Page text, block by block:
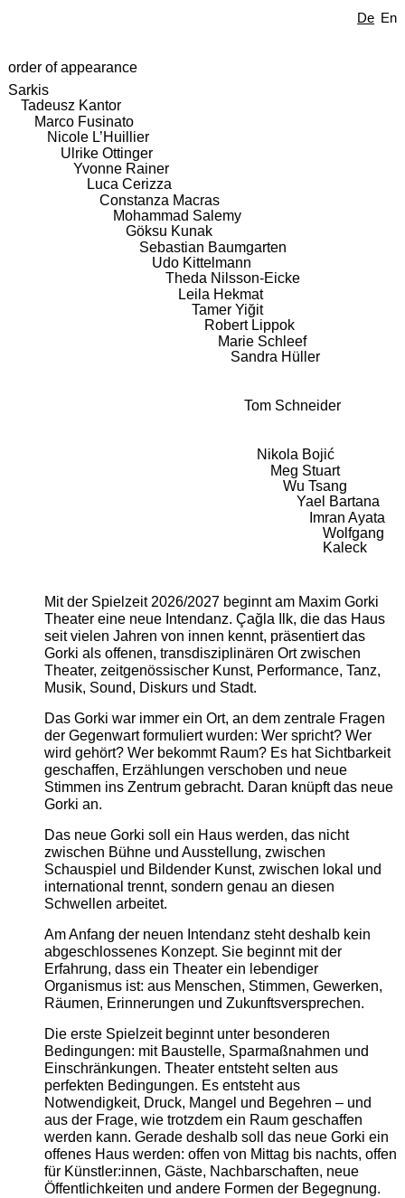
De En
order of appearance
Sarkis
Tadeusz Kantor
Marco Fusinato
Nicole L’Huillier
Ulrike Ottinger
Yvonne Rainer
Luca Cerizza
Constanza Macras
Mohammad Salemy
Göksu Kunak
Sebastian Baumgarten
Udo Kittelmann
Theda Nilsson-Eicke
Leila Hekmat
Tamer Yiğit
Robert Lippok
Marie Schleef
Sandra Hüller
Tom Schneider
Nikola Bojić
Meg Stuart
Wu Tsang
Yael Bartana
Imran Ayata
Wolfgang
Kaleck
Mit der Spielzeit 2026/2027 beginnt am Maxim Gorki
Theater eine neue Intendanz. Çağla Ilk, die das Haus
seit vielen Jahren von innen kennt, präsentiert das
Gorki als offenen, transdisziplinären Ort zwischen
Theater, zeitgenössischer Kunst, Performance, Tanz,
Musik, Sound, Diskurs und Stadt.
Das Gorki war immer ein Ort, an dem zentrale Fragen
der Gegenwart formuliert wurden: Wer spricht? Wer
wird gehört? Wer bekommt Raum? Es hat Sichtbarkeit
geschaffen, Erzählungen verschoben und neue
Stimmen ins Zentrum gebracht. Daran knüpft das neue
Gorki an.
Das neue Gorki soll ein Haus werden, das nicht
zwischen Bühne und Ausstellung, zwischen
Schauspiel und Bildender Kunst, zwischen lokal und
international trennt, sondern genau an diesen
Schwellen arbeitet.
Am Anfang der neuen Intendanz steht deshalb kein
abgeschlossenes Konzept. Sie beginnt mit der
Erfahrung, dass ein Theater ein lebendiger
Organismus ist: aus Menschen, Stimmen, Gewerken,
Räumen, Erinnerungen und Zukunftsversprechen.
Die erste Spielzeit beginnt unter besonderen
Bedingungen: mit Baustelle, Sparmaßnahmen und
Einschränkungen. Theater entsteht selten aus
perfekten Bedingungen. Es entsteht aus
Notwendigkeit, Druck, Mangel und Begehren – und
aus der Frage, wie trotzdem ein Raum geschaffen
werden kann. Gerade deshalb soll das neue Gorki ein
offenes Haus werden: offen von Mittag bis nachts, offen
für Künstler:innen, Gäste, Nachbarschaften, neue
Öffentlichkeiten und andere Formen der Begegnung.